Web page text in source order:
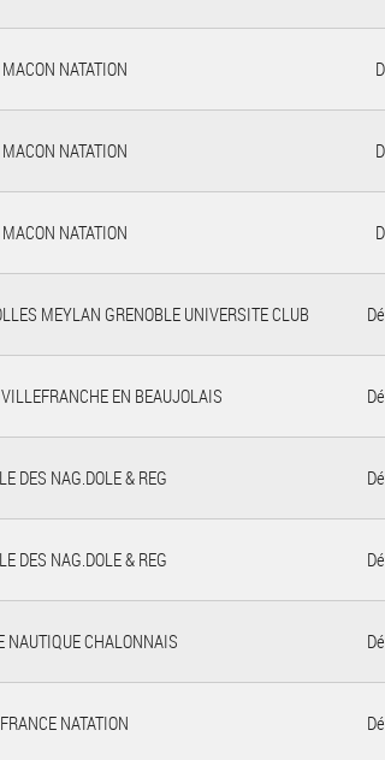
MACON NATATION
MACON NATATION
MACON NATATION
MEYLAN GRENOBLE UNIVERSITE CLUB
EN BEAUJOLAIS
DES NAG.DOLE & REG
DES NAG.DOLE & REG
NAUTIQUE CHALONNAIS
FRANCE NATATION